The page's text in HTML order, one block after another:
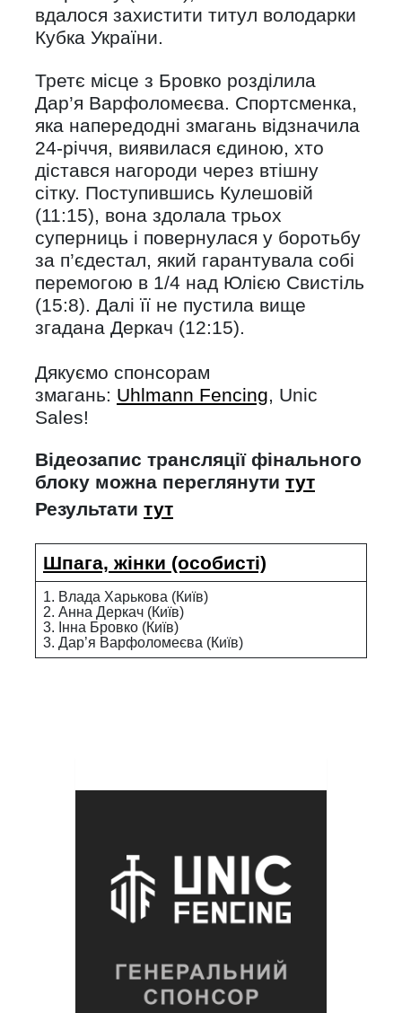
вдалося захистити титул володарки
Кубка України.
Третє місце з Бровко розділила
Дар’я Варфоломеєва. Спортсменка,
яка напередодні змагань відзначила
24-річчя, виявилася єдиною, хто
дістався нагороди через втішну
сітку. Поступившись Кулешовій
(11:15), вона здолала трьох
суперниць і повернулася у боротьбу
за п’єдестал, який гарантувала собі
перемогою в 1/4 над Юлією Свистіль
(15:8). Далі її не пустила вище
згадана Деркач (12:15).
Дякуємо спонсорам
змагань: Uhlmann Fencing, Unic
Sales!
Відеозапис трансляції фінального
блоку можна переглянути тут
Результати тут
Шпага, жінки (особисті)
1. Влада Харькова (Київ)
2. Анна Деркач (Київ)
3. Інна Бровко (Київ)
3. Дар’я Варфоломеєва (Київ)